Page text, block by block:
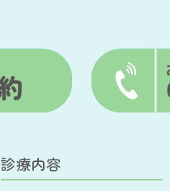
診療内容